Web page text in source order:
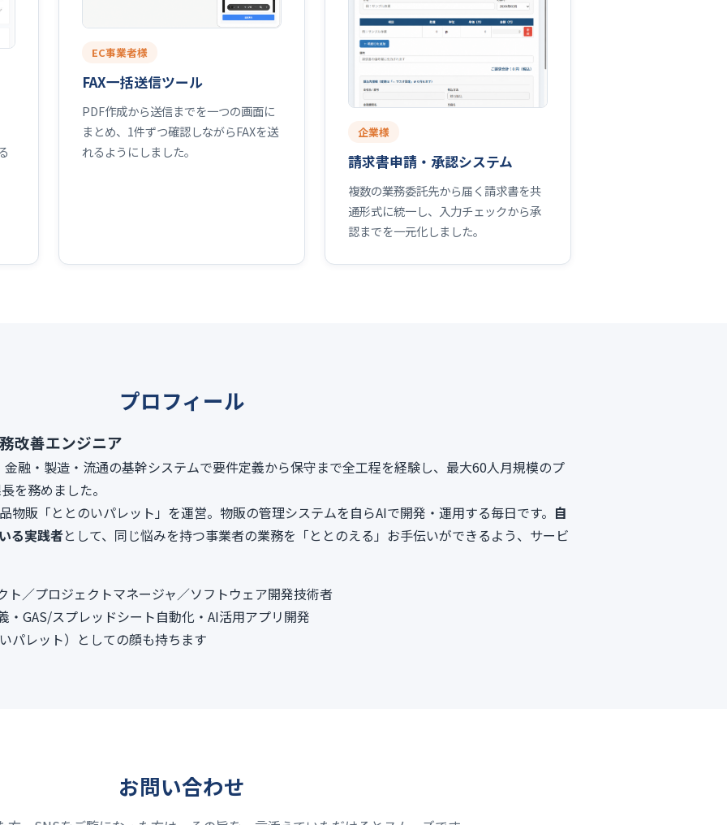
EC事業者様
FAX一括送信ツール
PDF作成から送信までを一つの画面に
まとめ、1件ずつ確認しながらFAXを送
れるようにしました。
企業様
請求書申請・承認システム
複数の業務委託先から届く請求書を共
通形式に統一し、入力チェックから承
認までを一元化しました。
プロフィール
改善エンジニア
融・製造・流通の基幹システムで要件定義から保守まで全工程を経験し、最大60人月規模のプ
を務めました。
物販「ととのいパレット」を運営。物販の管理システムを自らAIで開発・運用する毎日です。 自
る実践者として、同じ悩みを持つ事業者の業務を「ととのえる」お手伝いができるよう、サービ
ト／プロジェクトマネージャ／ソフトウェア開発技術者
・GAS/スプレッドシート自動化・AI活用アプリ開発
パレット）としての顔も持ちます
お問い合わせ